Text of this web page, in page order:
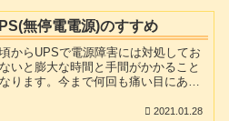
無停電電源)のすすめ
からUPSで電源障害には対処してお
いと膨大な時間と手間がかかること
ります。今まで何回も痛い目にあっ
2021.01.28